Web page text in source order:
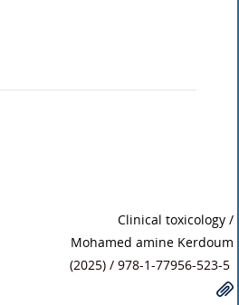
Clinical toxicology /
Mohamed amine Kerdoum
(2025) / 978-1-77956-523-5